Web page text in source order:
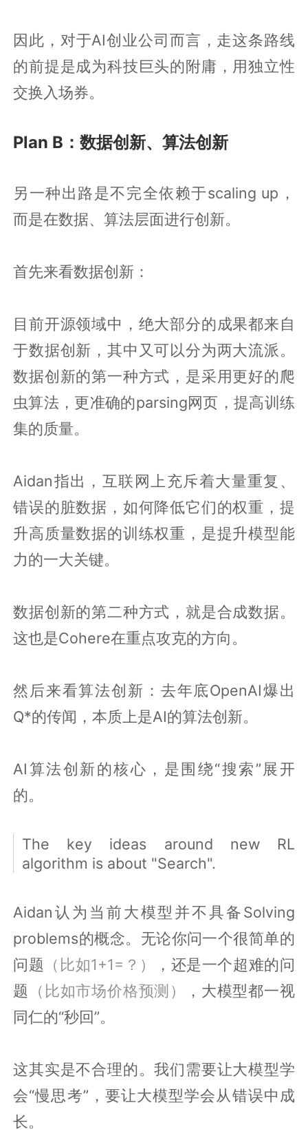
因此，对于AI创业公司而言，走这条路线
的前提是成为科技巨头的附庸，用独立性
交换入场券。
Plan B：数据创新、算法创新
另一种出路是不完全依赖于scaling up，
而是在数据、算法层面进行创新。
首先来看数据创新：
目前开源领域中，绝大部分的成果都来自
于数据创新，其中又可以分为两大流派。
数据创新的第一种方式，是采用更好的爬
虫算法，更准确的parsing网页，提高训练
集的质量。
Aidan指出，互联网上充斥着大量重复、
错误的脏数据，如何降低它们的权重，提
升高质量数据的训练权重，是提升模型能
力的一大关键。
数据创新的第二种方式，就是合成数据。
这也是Cohere在重点攻克的方向。
然后来看算法创新：去年底OpenAI爆出
Q*的传闻，本质上是AI的算法创新。
AI算法创新的核心，是围绕“搜索”展开
的。
The key ideas around new RL
algorithm is about "Search".
Aidan认为当前大模型并不具备Solving
problems的概念。无论你问一个很简单的
问题 （比如1+1=？）
，还是一个超难的问
题
（比如市场价格预测）
，大模型都一视
同仁的“秒回”。
这其实是不合理的。我们需要让大模型学
会“慢思考”，要让大模型学会从错误中成
长。